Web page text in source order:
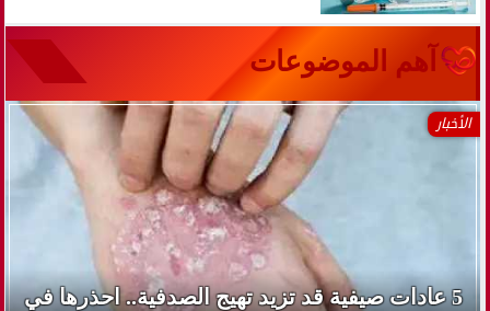
آهم الموضوعات
الأخبار
5 عادات صيفية قد تزيد تهيج الصدفية.. احذرها في